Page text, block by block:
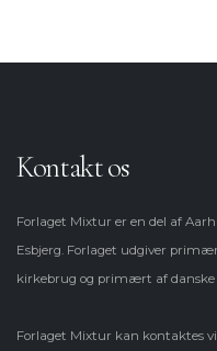
Kontakt os
Forlaget Mixtur er en del af
Esbjerg. Forlaget udgiver
kirkebrug og primært af danske
Forlaget Mixtur kan kontaktes